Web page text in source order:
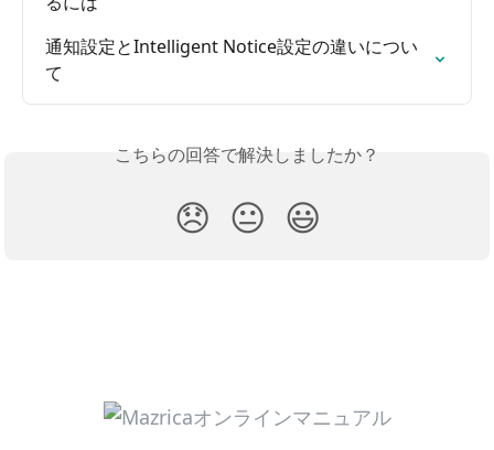
通知設定とIntelligent Notice設定の違いについ
て
こちらの回答で解決しましたか？
😞 😐 😃